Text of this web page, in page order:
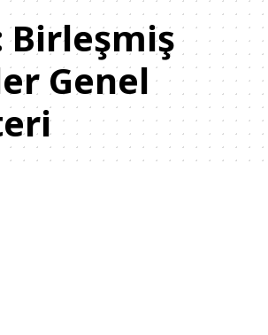
Birleşmiş
Genel